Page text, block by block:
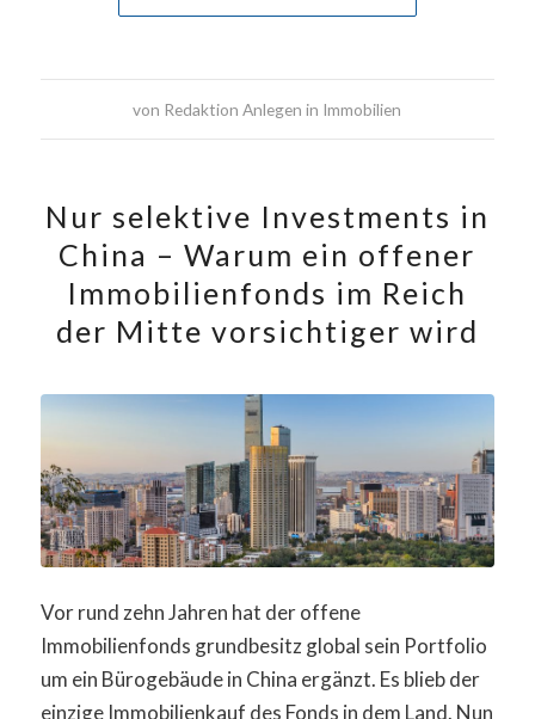
von Redaktion Anlegen in Immobilien
Nur selektive Investments in
China – Warum ein offener
Immobilienfonds im Reich
der Mitte vorsichtiger wird
Vor rund zehn Jahren hat der offene
Immobilienfonds grundbesitz global sein Portfolio
um ein Bürogebäude in China ergänzt. Es blieb der
einzige Immobilienkauf des Fonds in dem Land. Nun